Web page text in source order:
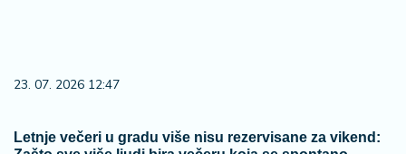
23. 07. 2026 12:47
Letnje večeri u gradu više nisu rezervisane za vikend: